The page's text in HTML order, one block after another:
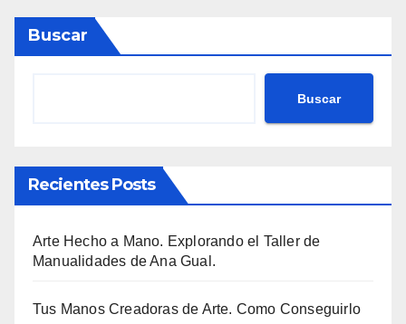
Buscar
Buscar
Recientes Posts
Arte Hecho a Mano. Explorando el Taller de
Manualidades de Ana Gual.
Tus Manos Creadoras de Arte. Como Conseguirlo